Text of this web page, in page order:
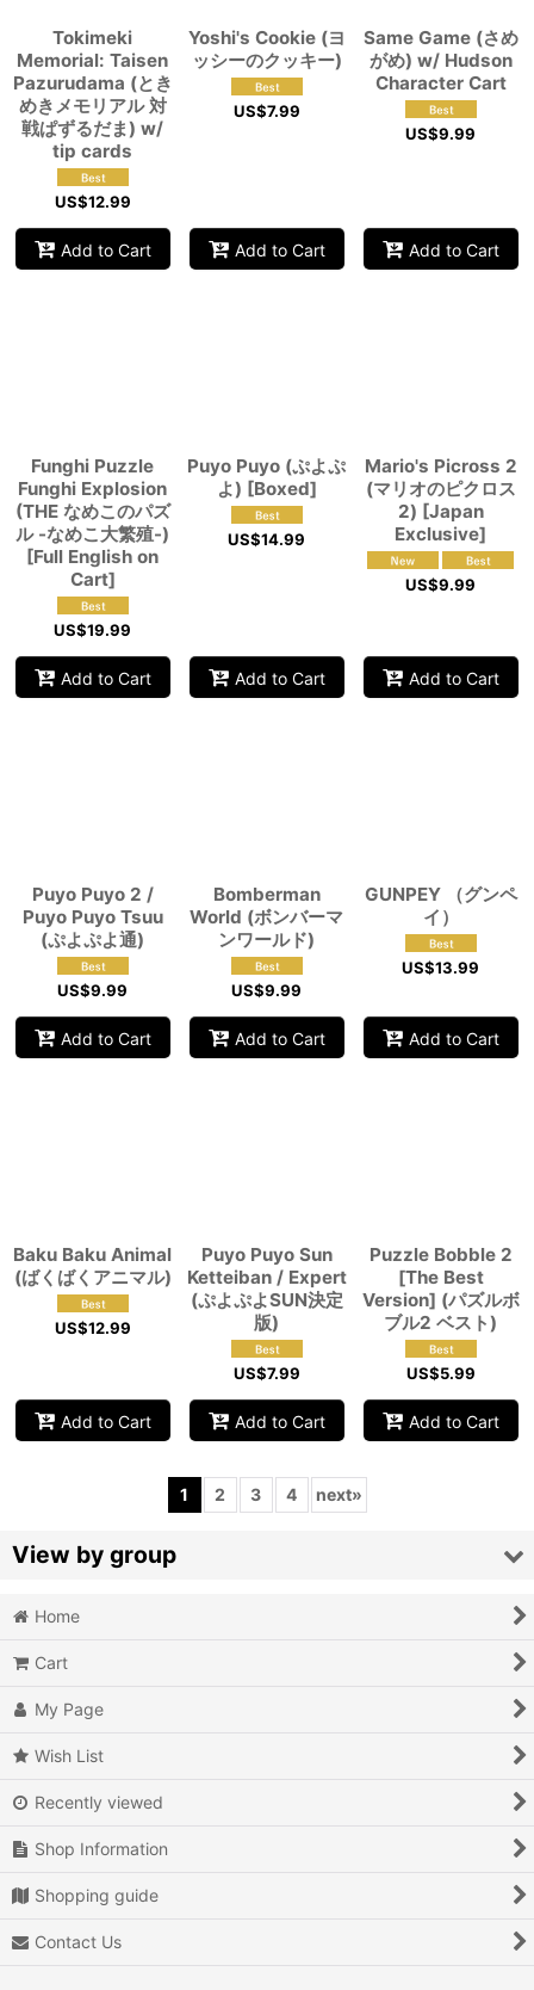
Tokimeki
Memorial: Taisen
Pazurudama (とき
めきメモリアル 対
戦ぱずるだま) w/
tip cards
US$12.99
Add to Cart
Yoshi's Cookie (ヨ
ッシーのクッキー)
US$7.99
Add to Cart
Same Game (さめ
がめ) w/ Hudson
Character Cart
US$9.99
Add to Cart
Funghi Puzzle
Funghi Explosion
(THE なめこのパズ
ル -なめこ大繁殖-)
[Full English on
Cart]
US$19.99
Add to Cart
Puyo Puyo (ぷよぷ
よ) [Boxed]
US$14.99
Add to Cart
Mario's Picross 2
(マリオのピクロス
2) [Japan
Exclusive]
US$9.99
Add to Cart
Puyo Puyo 2 /
Puyo Puyo Tsuu
(ぷよぷよ通)
US$9.99
Add to Cart
Bomberman
World (ボンバーマ
ンワールド)
US$9.99
Add to Cart
GUNPEY （グンペ
イ）
US$13.99
Add to Cart
Baku Baku Animal
(ばくばくアニマル)
US$12.99
Add to Cart
Puyo Puyo Sun
Ketteiban / Expert
(ぷよぷよSUN決定
版)
US$7.99
Add to Cart
Puzzle Bobble 2
[The Best
Version] (パズルボ
ブル2 ベスト)
US$5.99
Add to Cart
1 2 3 4 next»
View by group
Action
Action RPG
Adventure
Home
Cart
My Page
Wish List
Recently viewed
Shop Information
Shopping guide
Contact Us